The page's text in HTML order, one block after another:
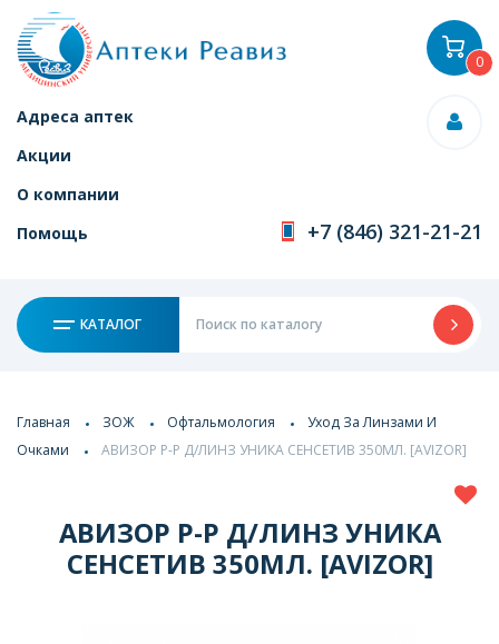
Адреса аптек
Акции
О компании
Помощь
+7 (846) 321-21-21
КАТАЛОГ
0
Главная ЗОЖ Офтальмология
Уход За Линзами И
Очками
АВИЗОР Р-Р Д/ЛИНЗ УНИКА СЕНСЕТИВ 350МЛ. [AVIZOR]
АВИЗОР Р-Р Д/ЛИНЗ УНИКА
СЕНСЕТИВ 350МЛ. [AVIZOR]